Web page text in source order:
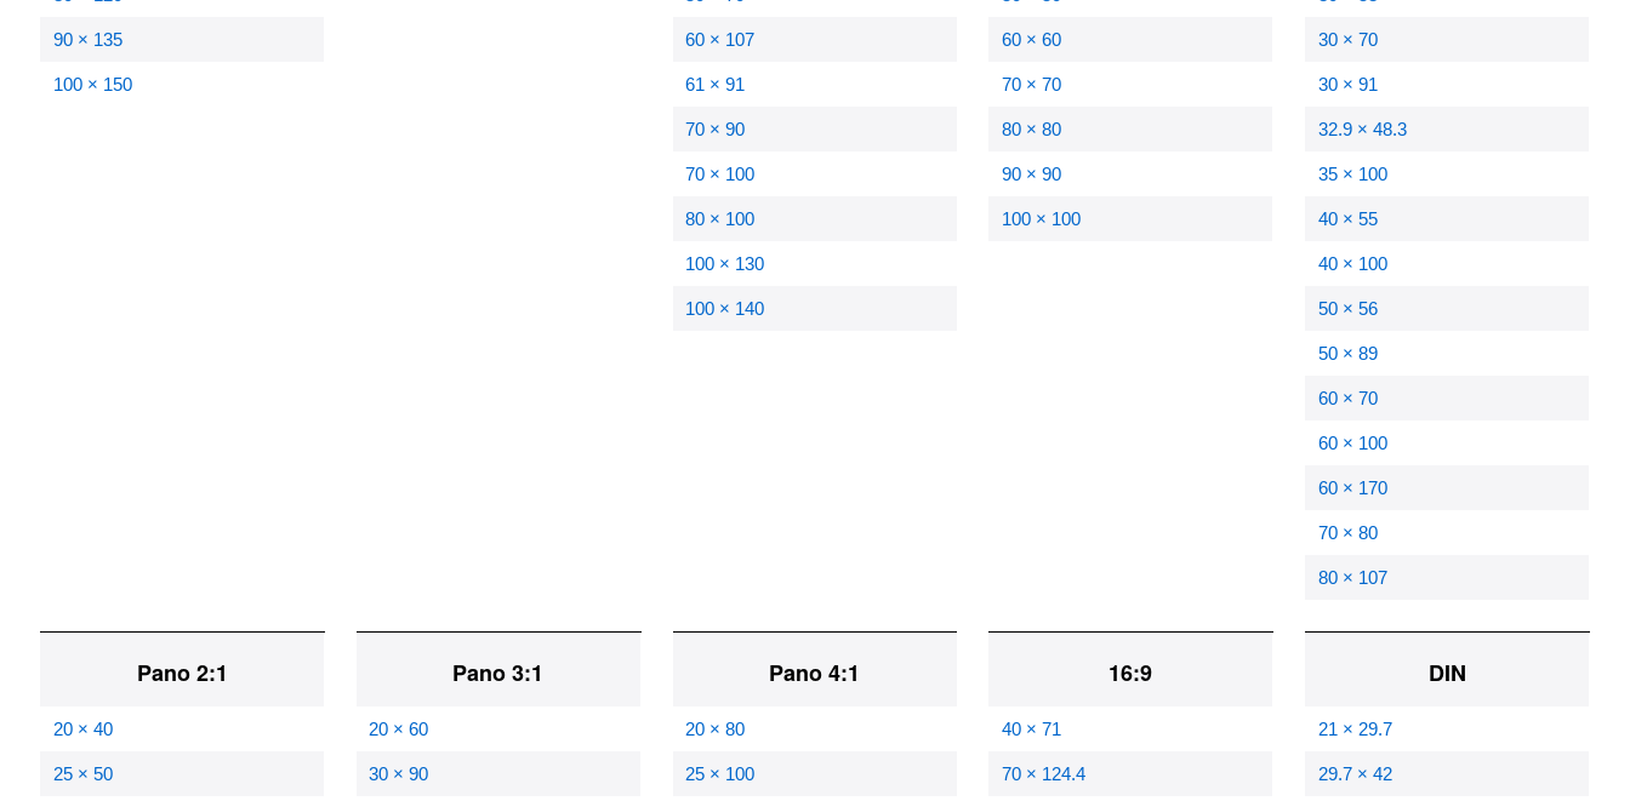
90 × 135
100 × 150
60 × 107
61 × 91
70 × 90
70 × 100
80 × 100
100 × 130
100 × 140
60 × 60
70 × 70
80 × 80
90 × 90
100 × 100
30 × 70
30 × 91
32.9 × 48.3
35 × 100
40 × 55
40 × 100
50 × 56
50 × 89
60 × 70
60 × 100
60 × 170
70 × 80
80 × 107
Pano 2:1
20 × 40
25 × 50
Pano 3:1
20 × 60
30 × 90
Pano 4:1
20 × 80
25 × 100
16:9
40 × 71
70 × 124.4
DIN
21 × 29.7
29.7 × 42